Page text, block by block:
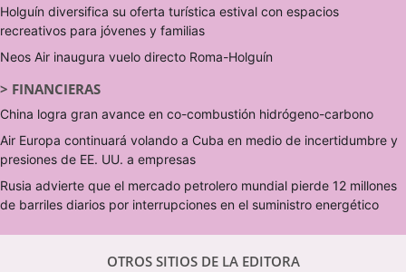
Holguín diversifica su oferta turística estival con espacios
recreativos para jóvenes y familias
Neos Air inaugura vuelo directo Roma-Holguín
> FINANCIERAS
China logra gran avance en co-combustión hidrógeno-carbono
Air Europa continuará volando a Cuba en medio de incertidumbre y
presiones de EE. UU. a empresas
Rusia advierte que el mercado petrolero mundial pierde 12 millones
de barriles diarios por interrupciones en el suministro energético
OTROS SITIOS DE LA EDITORA